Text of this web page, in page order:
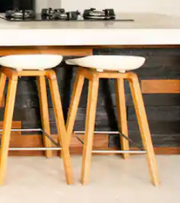
baixo do teclado ou tocando e